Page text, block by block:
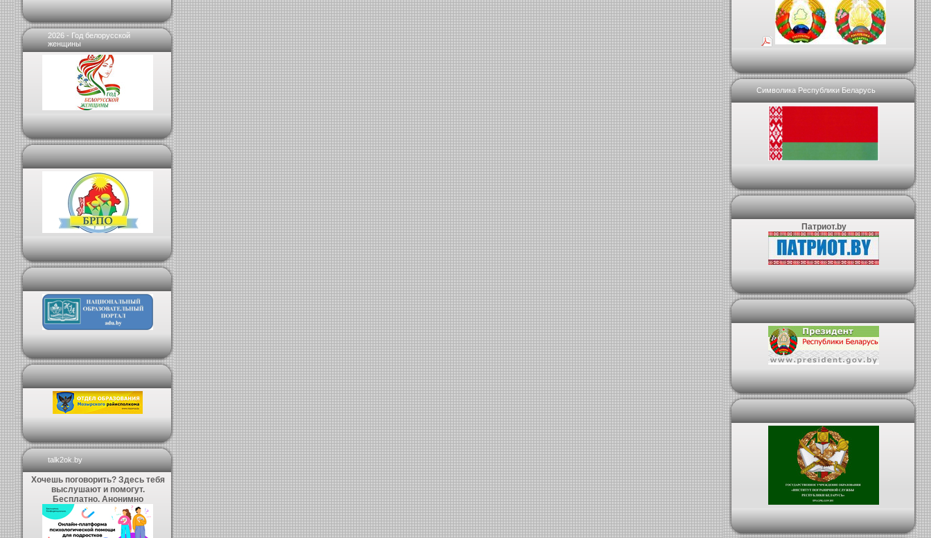
2026 - Год белорусской
женщины
talk2ok.by
Хочешь поговорить? Здесь тебя
выслушают и помогут.
Бесплатно. Анонимно
Символика Республики Беларусь
Патриот.by